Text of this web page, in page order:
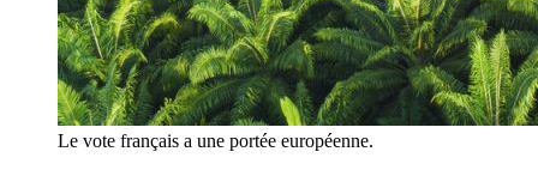
Le vote français a une portée européenne.